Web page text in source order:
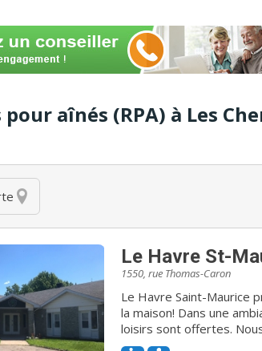
pour aînés (RPA) à Les
Le Havre St-
1550, rue Thomas-Caron
Le Havre Saint-Maurice
la maison! Dans une
loisirs sont offertes.
personalisés adaptés